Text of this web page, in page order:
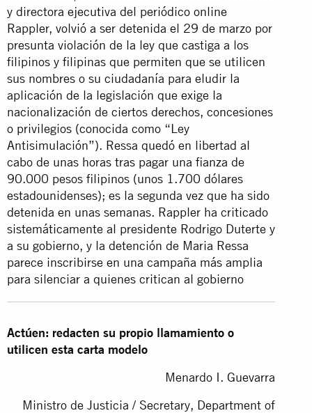
y directora ejecutiva del periódico online
Rappler, volvió a ser detenida el 29 de marzo por
presunta violación de la ley que castiga a los
filipinos y filipinas que permiten que se utilicen
sus nombres o su ciudadanía para eludir la
aplicación de la legislación que exige la
nacionalización de ciertos derechos, concesiones
o privilegios (conocida como “Ley
Antisimulación”). Ressa quedó en libertad al
cabo de unas horas tras pagar una fianza de
90.000 pesos filipinos (unos 1.700 dólares
estadounidenses); es la segunda vez que ha sido
detenida en unas semanas. Rappler ha criticado
sistemáticamente al presidente Rodrigo Duterte y
a su gobierno, y la detención de Maria Ressa
parece inscribirse en una campaña más amplia
para silenciar a quienes critican al gobierno
Actúen: redacten su propio llamamiento o
utilicen esta carta modelo
Menardo I. Guevarra
Ministro de Justicia / Secretary, Department of